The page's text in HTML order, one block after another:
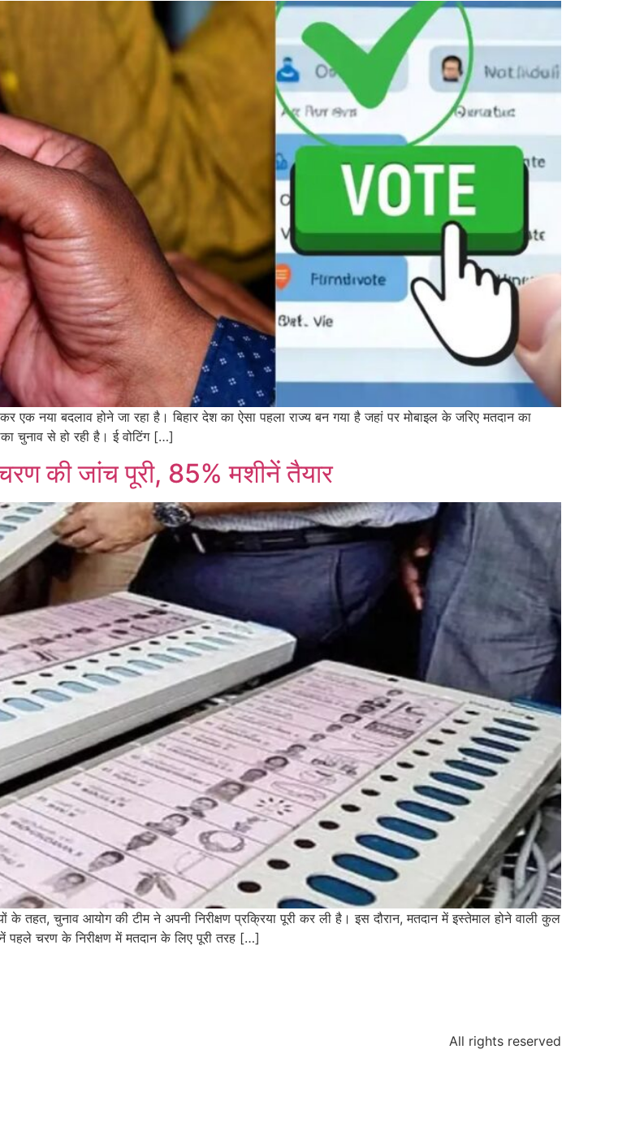
नया बदलाव होने जा रहा है। बिहार देश का ऐसा पहला राज्य बन गया है जहां पर मोबाइल के जरिए मतदान का
चुनाव से हो रही है। ई वोटिंग […]
की जांच पूरी, 85% मशीनें तैयार
तहत, चुनाव आयोग की टीम ने अपनी निरीक्षण प्रक्रिया पूरी कर ली है। इस दौरान, मतदान में इस्तेमाल होने वाली कुल
चरण के निरीक्षण में मतदान के लिए पूरी तरह […]
All rights reserved